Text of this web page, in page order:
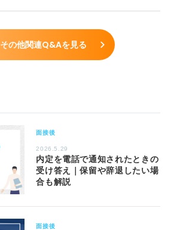
その他関連Q&Aを見る
面接後
2026.5.29
内定を電話で通知されたときの
受け答え｜保留や辞退したい場
合も解説
面接後